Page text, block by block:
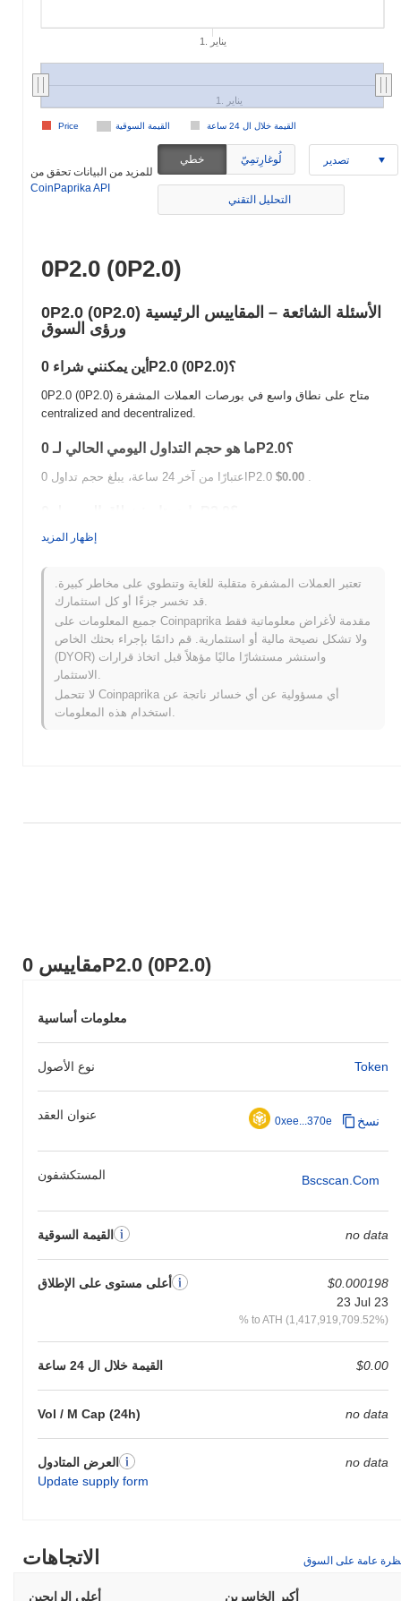
مقاييس 0P2.0 (0P2.0)
معلومات أساسية
نوع الأصول Token
عنوان العقد 0xee...370e نسخ
المستكشفون Bscscan.com
القيمة السوقية no data
أعلى مستوى على الإطلاق
$0.000198
23 Jul 23
% to ATH (1,417,919,709.52%)
القيمة خلال ال 24 ساعة $0.00
Vol / M Cap (24h) no data
العرض المتادول
Update supply form
no data
1. يناير
القيمة السوقية القيمة خلال ال 24 ساعة Price
1. يناير
للمزيد من البيانات تحقق من
CoinPaprika API
خطي لُوغارِتمِيّ تصدير
التحليل التقني
0P2.0 (0P2.0)
0P2.0 (0P2.0) الأسئلة الشائعة – المقاييس الرئيسية
ورؤى السوق
أين يمكنني شراء 0P2.0 (0P2.0)؟
0P2.0 (0P2.0) متاح على نطاق واسع في بورصات العملات المشفرة
centralized and decentralized.
ما هو حجم التداول اليومي الحالي لـ 0P2.0؟
اعتبارًا من آخر 24 ساعة، يبلغ حجم تداول 0P2.0 $0.00 .
0P2.0 يتم تداوله حاليًا بنسبة
كيف يعمل 0P2.0 مقارنة بسوق العملات المشفرة الأوسع؟
0.00%
، متأخرًا عن سوق
. يشير هذا
إظهار المزيد
تعتبر العملات المشفرة متقلبة للغاية وتنطوي على مخاطر كبيرة.
قد تخسر جزءًا أو كل استثمارك.
جميع المعلومات على Coinpaprika مقدمة لأغراض معلوماتية فقط
ولا تشكل نصيحة مالية أو استثمارية. قم دائمًا بإجراء بحثك الخاص
(DYOR) واستشر مستشارًا ماليًا مؤهلاً قبل اتخاذ قرارات
لا تتحمل Coinpaprika أي مسؤولية عن أي خسائر ناتجة عن
الاتجاهات عامة على السوق
أعلى الرابحين أكبر الخاسرين